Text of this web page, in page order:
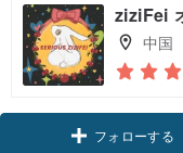
ziziFei
中国
フォローする